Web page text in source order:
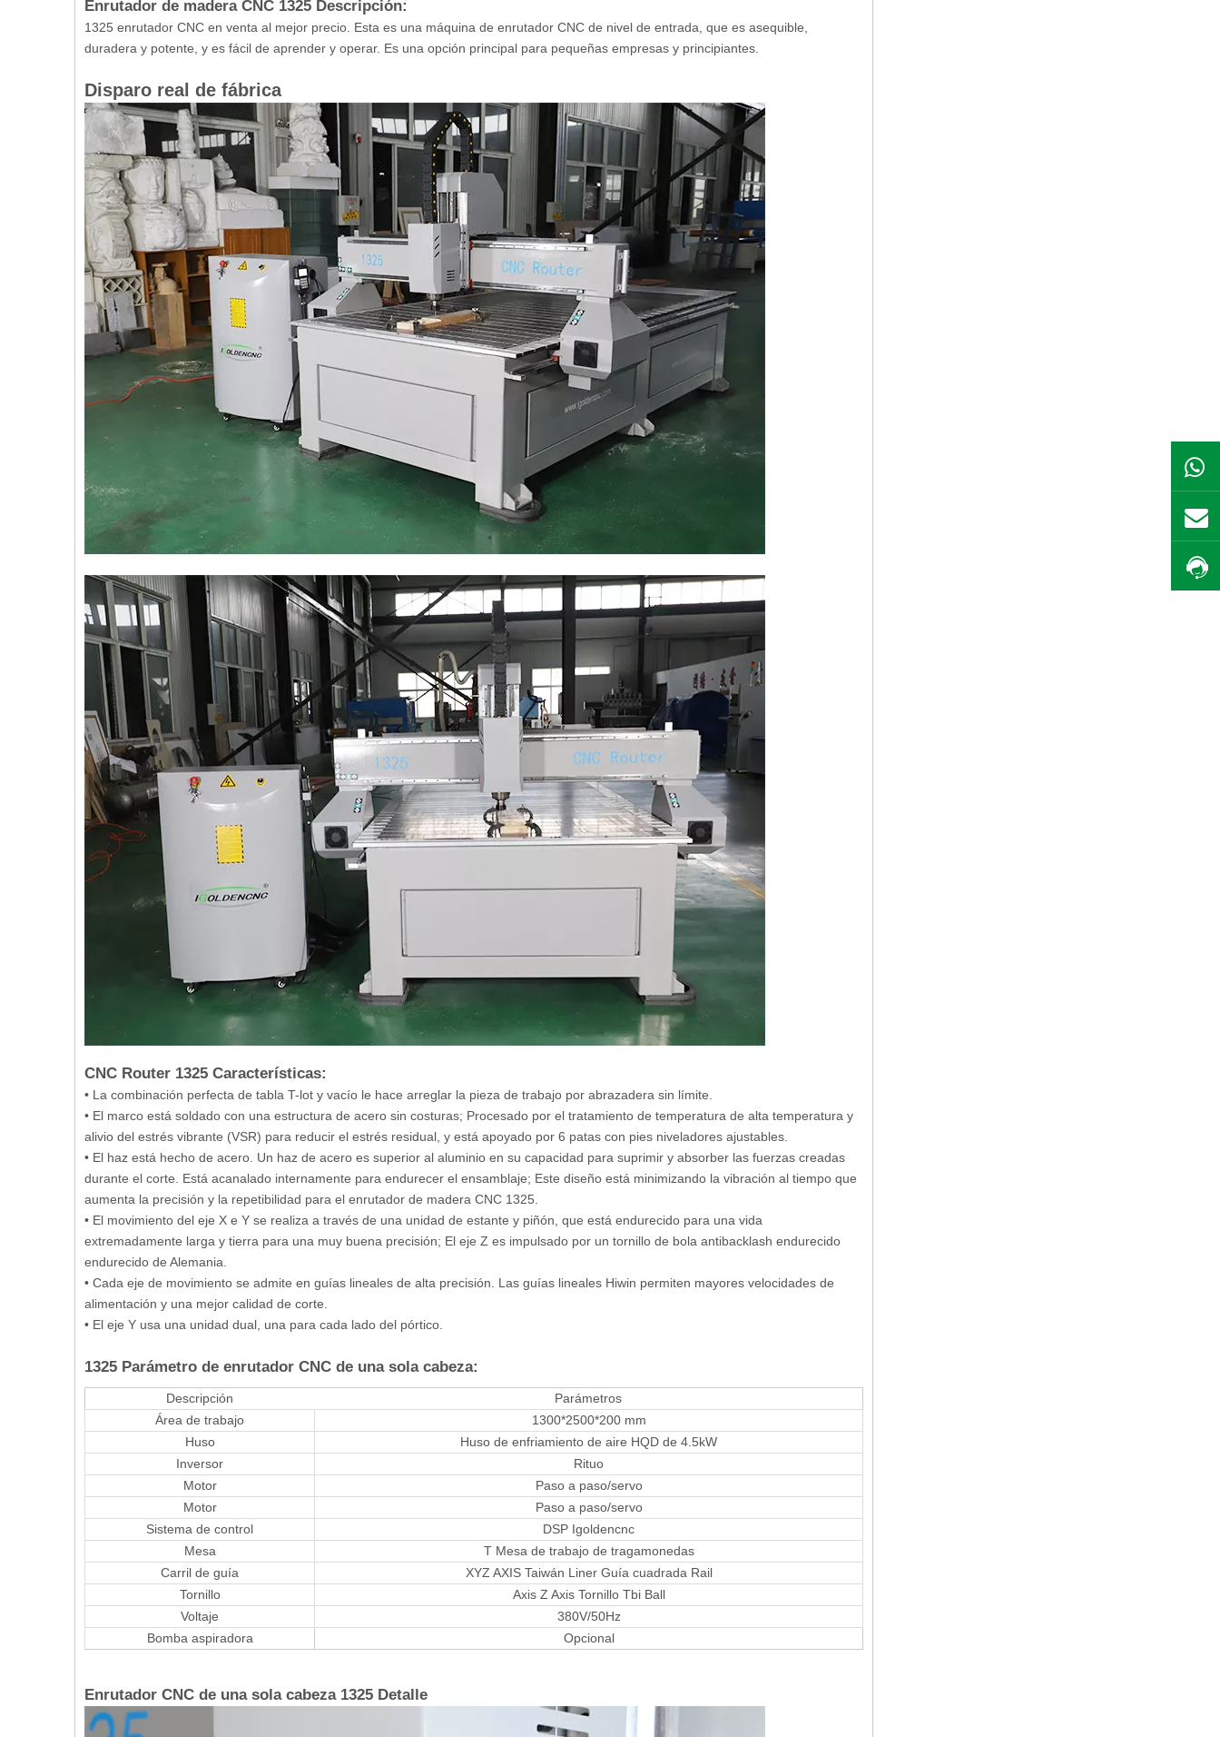
Enrutador de madera CNC 1325 Descripción:
1325 enrutador CNC en venta al mejor precio. Esta es una máquina de enrutador CNC de nivel de entrada, que es asequible,
duradera y potente, y es fácil de aprender y operar. Es una opción principal para pequeñas empresas y principiantes.
Disparo real de fábrica
CNC Router 1325 Características:
• La combinación perfecta de tabla T-lot y vacío le hace arreglar la pieza de trabajo por abrazadera sin límite.
• El marco está soldado con una estructura de acero sin costuras; Procesado por el tratamiento de temperatura de alta temperatura y
alivio del estrés vibrante (VSR) para reducir el estrés residual, y está apoyado por 6 patas con pies niveladores ajustables.
• El haz está hecho de acero. Un haz de acero es superior al aluminio en su capacidad para suprimir y absorber las fuerzas creadas
durante el corte. Está acanalado internamente para endurecer el ensamblaje; Este diseño está minimizando la vibración al tiempo que
aumenta la precisión y la repetibilidad para el enrutador de madera CNC 1325.
• El movimiento del eje X e Y se realiza a través de una unidad de estante y piñón, que está endurecido para una vida
extremadamente larga y tierra para una muy buena precisión; El eje Z es impulsado por un tornillo de bola antibacklash endurecido
endurecido de Alemania.
• Cada eje de movimiento se admite en guías lineales de alta precisión. Las guías lineales Hiwin permiten mayores velocidades de
alimentación y una mejor calidad de corte.
• El eje Y usa una unidad dual, una para cada lado del pórtico.
1325 Parámetro de enrutador CNC de una sola cabeza:
Descripción
Parámetros
Área de trabajo
1300*2500*200 mm
Huso
Huso de enfriamiento de aire HQD de 4.5kW
Inversor
Rituo
Motor
Paso a paso/servo
Motor
Paso a paso/servo
Sistema de control
DSP Igoldencnc
Mesa
T Mesa de trabajo de tragamonedas
Carril de guía
XYZ AXIS Taiwán Liner Guía cuadrada Rail
Tornillo
Axis Z Axis Tornillo Tbi Ball
Voltaje
380V/50Hz
Bomba aspiradora
Opcional
Enrutador CNC de una sola cabeza 1325 Detalle